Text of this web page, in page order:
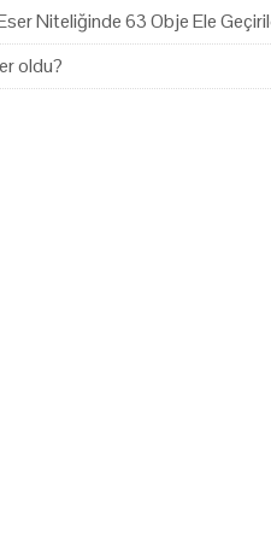
Niteliğinde 63 Obje Ele
oldu?